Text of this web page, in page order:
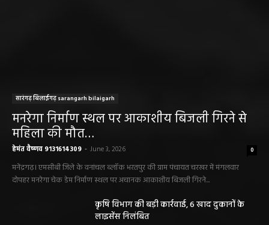
सारंगढ़ बिलाईगढ़ sarangarh bilaigarh
मनरेगा निर्माण स्थल पर आकाशीय बिजली गिरने से
महिला की मौत…
हेमंत वैष्णव 9131614309 - June 3, 2026 0
मनेंद्रगढ़। एमसीबी जिले के वनांचल ब्लॉक भरतपुर की ग्राम पंचायत चरखर में मंगलवार
दोपहर मनरेगा चेक डेम निर्माण स्थल पर अचानक आकाशीय बिजली गिरने...
कृषि विभाग की बड़ी कार्रवाई, 6 खाद दुकानों के
लाइसेंस निलंबित